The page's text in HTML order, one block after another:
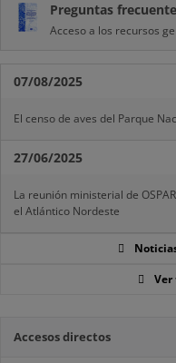
Preguntas
Acceso a los recursos
07/08/2025
El censo de aves del Parque
27/06/2025
La reunión ministerial de
el Atlántico Nordeste
Ver
Accesos directos